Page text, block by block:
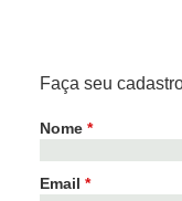
Faça seu
Nome *
Email *